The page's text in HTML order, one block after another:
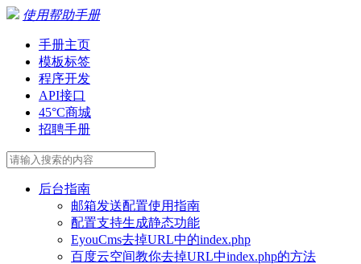
使用帮助手册
手册主页
模板标签
程序开发
API接口
45°C商城
招聘手册
后台指南
邮箱发送配置使用指南
配置支持生成静态功能
EyouCms去掉URL中的index.php
百度云空间教你去掉URL中index.php的方法